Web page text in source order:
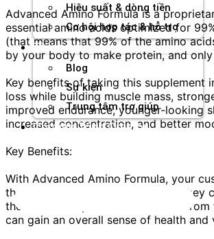
Hiệu suất & dòng tiền
Cơ hội hợp tác & hỗ trợ
Tài nguyên
Blog
Sự kiện
Trung tâm trợ giúp
Chương Trình Creator
Advanced Amino Formula is a
essential amino acids optimized for
(that means that 99% of the amino
by your body to make protein, and only
Key benefits of taking this supplement
loss while building muscle mass,
improved endurance, younger-looking
increased concentration, and better
Key Benefits:
With Advanced Amino Formula, your
their youthful muscle mass back. They
their bones to protect themselves from
can gain an overall sense of health and